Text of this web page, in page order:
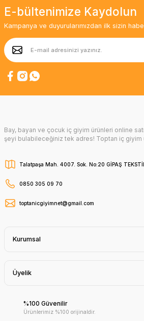
E-bültenimize Kaydolun
Kampanya ve duyurularımızdan ilk sizin
Bay, bayan ve çocuk iç giyim ürünleri online
şeyi bulabileceğiniz tek adres! Toptan iç giyim
Talatpaşa Mah. 4007. Sok. No:20 GİPAŞ
0850 305 09 70
toptanicgiyimnet@gmail.com
Kurumsal
Üyelik
%100 Güvenilir
Ürünlerimiz %100 orijinaldir.